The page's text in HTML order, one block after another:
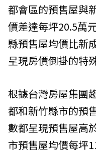
都會區的預售屋與
價差達每坪20.5萬
縣預售屋均價比新
呈現房價倒掛的特
根據台灣房屋集團
都和新竹縣市的預
數都呈現預售屋高
市預售屋均價每坪